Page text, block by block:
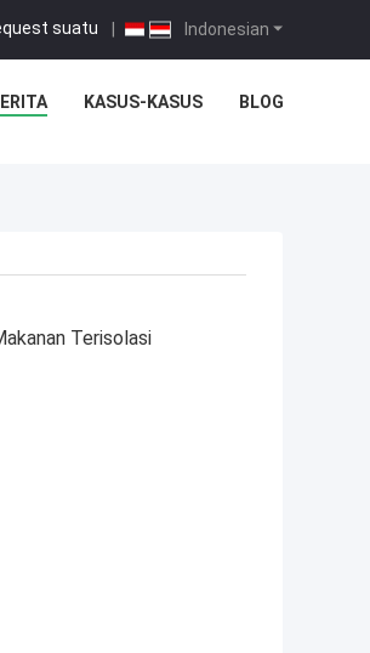
Indonesian
suatu |
KASUS-KASUS BLOG
Terisolasi